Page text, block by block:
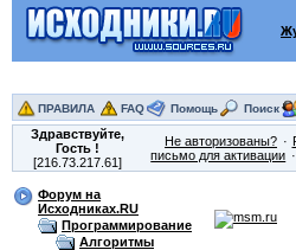
ПРАВИЛА FAQ Помощь Поиск
Здравствуйте,
Гость!
[216.73.217.61]
Не авторизованы?
письмо для активации
Форум на
Исходниках.RU
Программирование
Алгоритмы